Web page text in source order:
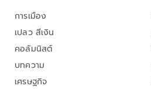
การเมือง
เปลว สีเงิน
คอลัมนิสต์
บทความ
เศรษฐกิจ